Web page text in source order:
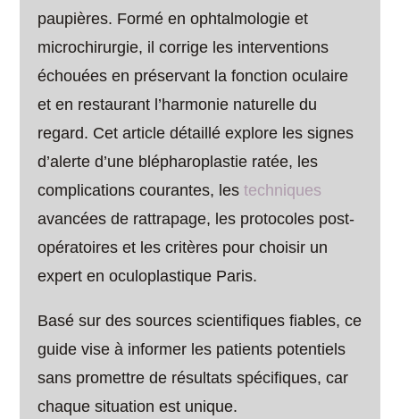
paupières. Formé en ophtalmologie et
microchirurgie, il corrige les interventions
échouées en préservant la fonction oculaire
et en restaurant l’harmonie naturelle du
regard. Cet article détaillé explore les signes
d’alerte d’une blépharoplastie ratée, les
complications courantes, lestechniques
avancées de rattrapage, les protocoles post-
opératoires et les critères pour choisir un
expert en oculoplastique Paris.
Basé sur des sources scientifiques fiables, ce
guide vise à informer les patients potentiels
sans promettre de résultats spécifiques, car
chaque situation est unique.